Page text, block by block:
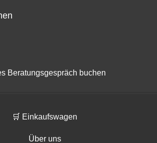
Beratungsgespräch buchen
🛒 Einkaufswagen
Über uns